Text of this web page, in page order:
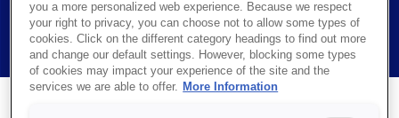
PAUSE
you a more personalized web experience. Because we respect
your right to privacy, you can choose not to allow some types of
cookies. Click on the different category headings to find out more
and change our default settings. However, blocking some types
of cookies may impact your experience of the site and the
services we are able to offer. More Information